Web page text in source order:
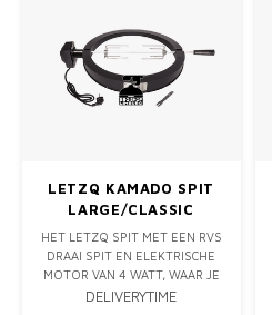
LETZQ KAMADO SPIT
LARGE/CLASSIC
HET LETZQ SPIT MET EEN RVS
DRAAI SPIT EN ELEKTRISCHE
MOTOR VAN 4 WATT, WAAR JE
EEN BIJVOORBEELD EEN
DELIVERYTIME